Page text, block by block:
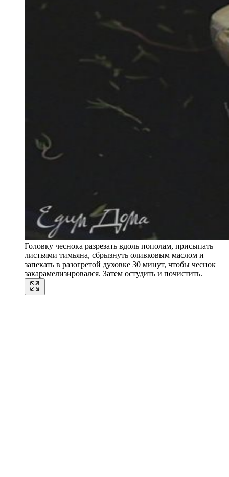
Головку чеснока разрезать вдоль пополам, присыпать
листьями тимьяна, сбрызнуть оливковым маслом и
запекать в разогретой духовке 30 минут, чтобы чеснок
закарамелизировался. Затем остудить и почистить.